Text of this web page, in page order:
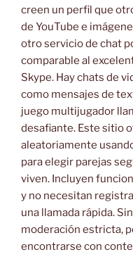
creen un perfil que
de YouTube e
otro servicio de chat
comparable al
Skype. Hay chats de
como mensajes de
juego multijugador
desafiante. Este sitio
aleatoriamente
para elegir parejas
viven. Incluyen
y no necesitan
una llamada rápida.
moderación estricta,
encontrarse con